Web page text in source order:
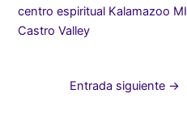
centro espiritual Kalamazoo MI
Castro Valley
Entrada siguiente →